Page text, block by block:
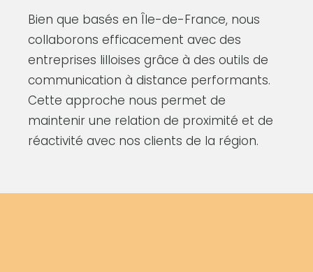
Bien que basés en Île-de-France, nous
collaborons efficacement avec des
entreprises lilloises grâce à des outils de
communication à distance performants.
Cette approche nous permet de
maintenir une relation de proximité et de
réactivité avec nos clients de la région.